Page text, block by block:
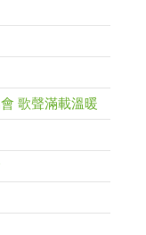
歌聲滿載溫暖